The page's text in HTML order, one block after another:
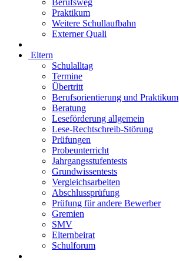
Berufsweg
Praktikum
Weitere Schullaufbahn
Externer Quali
Eltern
Schulalltag
Termine
Übertritt
Berufsorientierung und Praktikum
Beratung
Leseförderung allgemein
Lese-Rechtschreib-Störung
Prüfungen
Probeunterricht
Jahrgangsstufentests
Grundwissentests
Vergleichsarbeiten
Abschlussprüfung
Prüfung für andere Bewerber
Gremien
SMV
Elternbeirat
Schulforum